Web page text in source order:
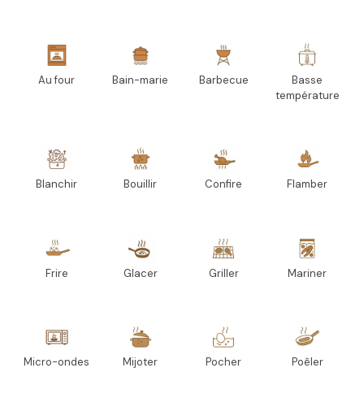
Au four Bain-marie Barbecue
Basse
température
Blanchir Bouillir Confire Flamber
Frire Glacer Griller Mariner
Micro-ondes Mijoter Pocher Poêler